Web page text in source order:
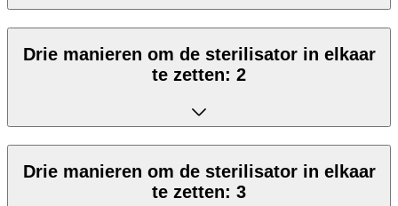
Drie manieren om de sterilisator in elkaar
te zetten: 2
Drie manieren om de sterilisator in elkaar
te zetten: 3